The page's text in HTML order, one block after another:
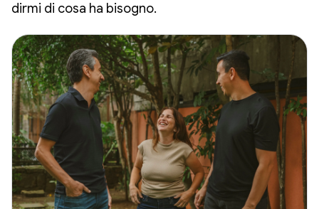
dirmi di cosa ha bisogno.